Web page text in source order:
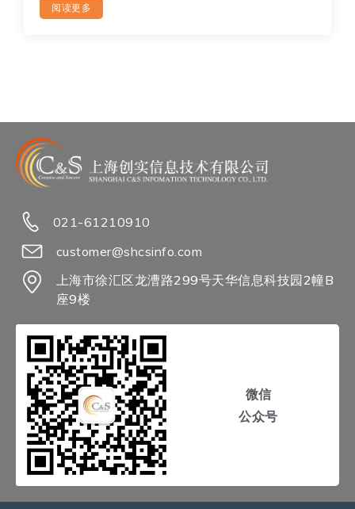
阅读更多
021-61210910
customer@shcsinfo.com
上海市徐汇区龙漕路299号天华信息科技园2幢B
座9楼
微信
公众号